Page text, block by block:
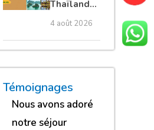
Thaïlande
35 jours :
trésors
d’Asie
4 août 2026
Témoignages
Nous avons adoré
notre séjour
« Nous avons adoré
« Nous sommes
« Nous gardons une